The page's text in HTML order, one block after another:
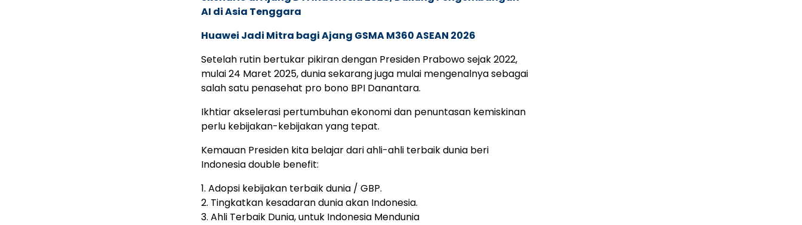
AI di Asia Tenggara
Huawei Jadi Mitra bagi Ajang GSMA M360 ASEAN 2026
Setelah rutin bertukar pikiran dengan Presiden Prabowo sejak 2022,
mulai 24 Maret 2025, dunia sekarang juga mulai mengenalnya sebagai
salah satu penasehat pro bono BPI Danantara.
Ikhtiar akselerasi pertumbuhan ekonomi dan penuntasan kemiskinan
perlu kebijakan-kebijakan yang tepat.
Kemauan Presiden kita belajar dari ahli-ahli terbaik dunia beri
Indonesia double benefit:
1. Adopsi kebijakan terbaik dunia / GBP.
2. Tingkatkan kesadaran dunia akan Indonesia.
3. Ahli Terbaik Dunia, untuk Indonesia Mendunia